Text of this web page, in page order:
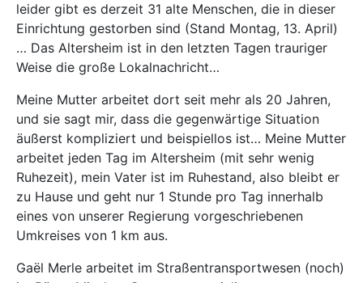
leider gibt es derzeit 31 alte Menschen, die in dieser
Einrichtung gestorben sind (Stand Montag, 13. April)
… Das Altersheim ist in den letzten Tagen trauriger
Weise die große Lokalnachricht…
Meine Mutter arbeitet dort seit mehr als 20 Jahren,
und sie sagt mir, dass die gegenwärtige Situation
äußerst kompliziert und beispiellos ist… Meine Mutter
arbeitet jeden Tag im Altersheim (mit sehr wenig
Ruhezeit), mein Vater ist im Ruhestand, also bleibt er
zu Hause und geht nur 1 Stunde pro Tag innerhalb
eines von unserer Regierung vorgeschriebenen
Umkreises von 1 km aus.
Gaël Merle arbeitet im Straßentransportwesen (noch)